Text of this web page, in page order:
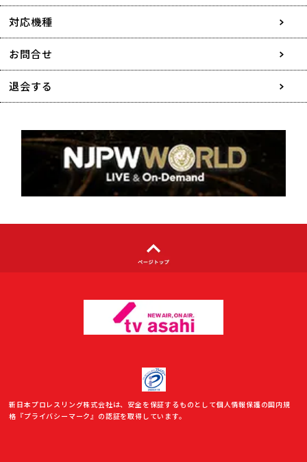
採用情報
協賛・広告媒体のご案内
特定商取引に関する表記
著作権について
利用者情報の外部送信について
対応機種
お問合せ
退会する
新日本プロレスリング株式会社は、安全を保証するものとして個人情報保護の国内規
格『プライバシーマーク』の認証を取得しています。